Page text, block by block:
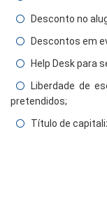
Desconto no
Descontos em
Help Desk para
Liberdade de
pretendidos;
Título de